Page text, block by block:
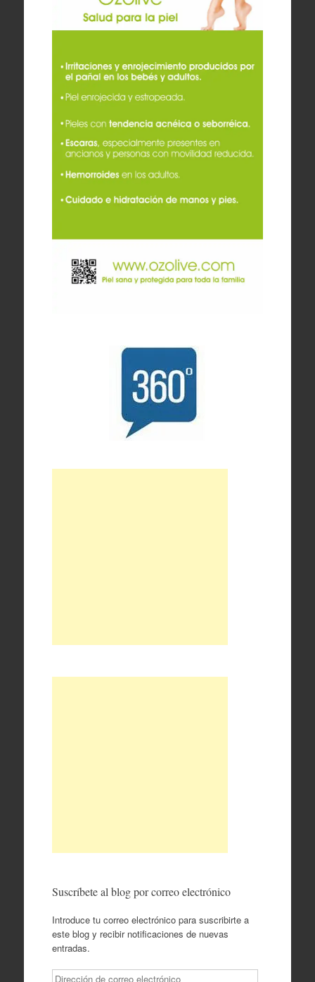
Suscríbete al blog por correo electrónico
Introduce tu correo electrónico para suscribirte a
este blog y recibir notificaciones de nuevas
entradas.
Dirección